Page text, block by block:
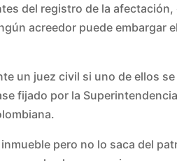
del registro de la afectación,
acreedor puede embargar
un juez civil si uno de ellos
fijado por la
pero no lo saca del